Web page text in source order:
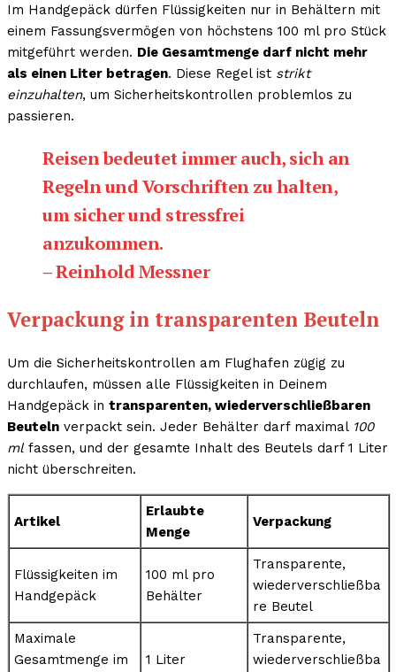
Im Handgepäck dürfen Flüssigkeiten nur in Behältern mit
einem Fassungsvermögen von höchstens 100 ml pro Stück
mitgeführt werden. Die Gesamtmenge darf nicht mehr
als einen Liter betragen. Diese Regel ist strikt
einzuhalten, um Sicherheitskontrollen problemlos zu
passieren.
Reisen bedeutet immer auch, sich an
Regeln und Vorschriften zu halten,
um sicher und stressfrei
anzukommen.
– Reinhold Messner
Verpackung in transparenten Beuteln
Um die Sicherheitskontrollen am Flughafen zügig zu
durchlaufen, müssen alle Flüssigkeiten in Deinem
Handgepäck in transparenten, wiederverschließbaren
Beuteln verpackt sein. Jeder Behälter darf maximal 100
mlfassen, und der gesamte Inhalt des Beutels darf 1 Liter
nicht überschreiten.
Artikel
Erlaubte
Menge
Verpackung
Flüssigkeiten im
Handgepäck
100 ml pro
Behälter
Transparente,
wiederverschließba
re Beutel
Maximale
Gesamtmenge im
1 Liter
Transparente,
wiederverschließba